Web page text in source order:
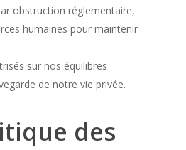
obstruction réglementaire,
humaines pour maintenir
sur nos équilibres
de notre vie privée.
des